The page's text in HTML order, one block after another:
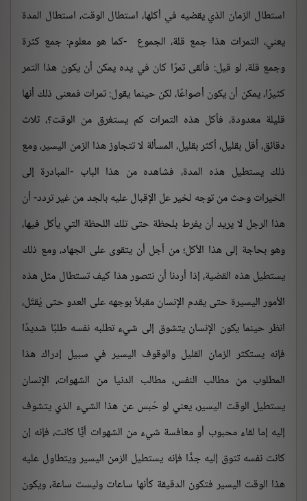
استطال الزمان الذي يقضيه في أكلها، استطال الوقت، استطال المدة
يعني، التمرات هذا جمع قلة، الجموع -كما هو معلوم: جمع كثرة
وجمع قلة، لو قيل: فألقى تمرًا كان في يده يمكن أن يكون هذا التمر
كثيرًا، يمكن أن يكون أصواعًا، لكن حينما يقول: تمرات فمعنى ذلك أنها
قليلة معدودة، فأكل هذه التمرات كم يستغرق من الوقت؟، ثلاث
دقائق، أقل بقليل، أكثر بقليل، المسألة لا تتجاوز هذا الزمن اليسير، ومع
ذلك يستطيل هذه المدة، فشاهده من هذا الباب -المبادرة إلى
الخيرات وحث من توجه لخير عل الإقبال عليه بالجد من غير تردد- أن
هذا الرجل لا يريد أن يفرط بلحظة حتى تلك اللحظة التي يأكل فيها،
وهو بحاجة إلى هذا الأكل؛ من أجل أن يتقوى على الجهاد، ومع ذلك
يستطيل هذه القضية، إذا أردنا أن نتصور هذا كيف تستطال مثل هذه
الأمور اليسيرة حتى يقدم الإنسان مقبلاً بوجهه على العدو حتى يُقتَل،
انظر حينما يكون الإنسان يتشوق إلى شيء تطلبه نفسه طلبًا شديدًا
فإنه يستكثر الزمان القليل والوقوف اليسير في سبيل إدراك هذا
المطلوب من مطالب النفس، مطالب الدنيا من الشهوات، الإنسان
يستطيل الوقت اليسير، يعني لو حُبس عن هذا الشيء الذي يتشوف
إليه إما لقاء محبوب أو معافسة شيء من الشهوات أيًّا كانت، فإنه إن
كانت نفسه تتوق إليه جدًّا فإنه يستطيل الزمن اليسير ويتطاول عليه
هذا الوقت اليسير فتكون الدقيقة كأنها ساعات وليست ساعة، ويكون